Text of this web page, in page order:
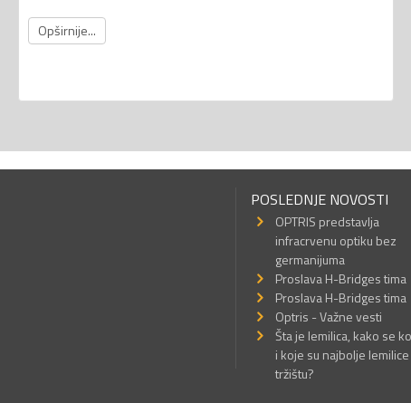
Opširnije...
POSLEDNJE NOVOSTI
OPTRIS predstavlja
infracrvenu optiku bez
germanijuma
Proslava H-Bridges tima
Proslava H-Bridges tima
Optris - Važne vesti
Šta je lemilica, kako se
i koje su najbolje
tržištu?